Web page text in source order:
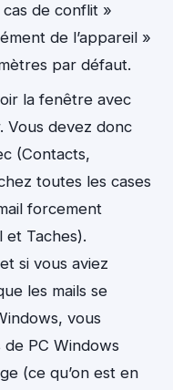
cas de conflit »
de l’appareil »
par défaut.
la fenêtre avec
Vous devez donc
(Contacts,
toutes les cases
forcement
et Taches).
si vous aviez
les mails se
vous
PC Windows
(ce qu’on est en